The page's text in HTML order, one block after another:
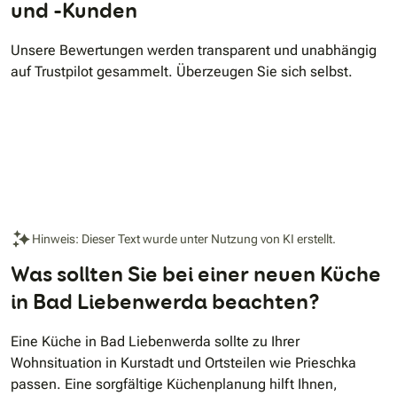
und -Kunden
Unsere Bewertungen werden transparent und unabhängig
auf Trustpilot gesammelt. Überzeugen Sie sich selbst.
Hinweis: Dieser Text wurde unter Nutzung von KI erstellt.
Was sollten Sie bei einer neuen Küche
in Bad Liebenwerda beachten?
Eine Küche in Bad Liebenwerda sollte zu Ihrer
Wohnsituation in Kurstadt und Ortsteilen wie Prieschka
passen. Eine sorgfältige Küchenplanung hilft Ihnen,